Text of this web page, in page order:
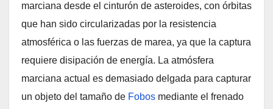
marciana desde el cinturón de asteroides, con órbitas
que han sido circularizadas por la resistencia
atmosférica o las fuerzas de marea, ya que la captura
requiere disipación de energía. La atmósfera
marciana actual es demasiado delgada para capturar
un objeto del tamaño de Fobos mediante el frenado